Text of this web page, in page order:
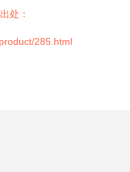
处：
285.html